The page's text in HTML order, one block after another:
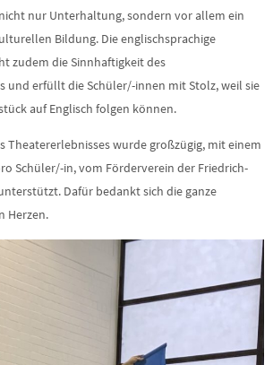
nur Unterhaltung, sondern vor allem ein
Bildung. Die englischsprachige
zudem die Sinnhaftigkeit des
und erfüllt die Schüler/-innen mit Stolz, weil sie
auf Englisch folgen können.
Theatererlebnisses wurde großzügig, mit einem
Schüler/-in, vom Förderverein der Friedrich-
Dafür bedankt sich die ganze
Herzen.